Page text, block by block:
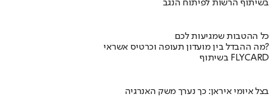
בשיתוף הרשות לפיתוח הנגב
כל ההטבות שמגיעות לכם
מה ההבדל בין מועדון תעופה וכרטיס אשראי?
בשיתוף FLYCARD
בצל איומי איראן: כך נערך משק האנרגיה